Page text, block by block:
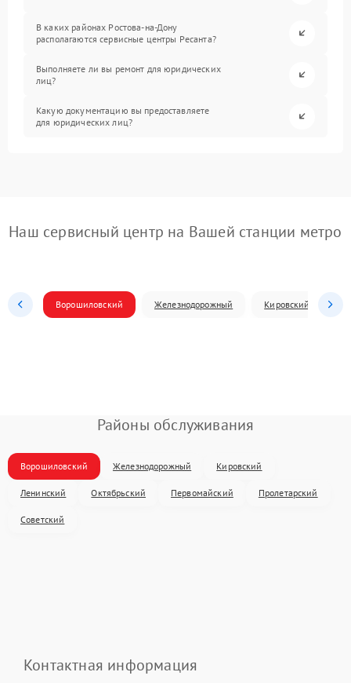
В каких районах Ростова-на-Дону
располагаются сервисные центры Ресанта?
Выполняете ли вы ремонт для юридических
лиц?
Какую документацию вы предоставляете
для юридических лиц?
Наш сервисный центр на Вашей станции метро
Ворошиловский Железнодорожный Кировский
Районы обслуживания
Ворошиловский Железнодорожный Кировский
Ленинский Октябрьский Первомайский Пролетарский
Советский
Контактная информация